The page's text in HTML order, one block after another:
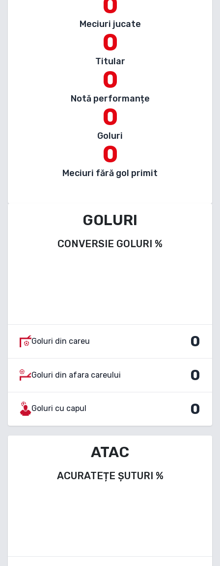
Meciuri jucate
0
Titular
0
Notă performanțe
0
Goluri
0
Meciuri fără gol primit
GOLURI
CONVERSIE GOLURI %
Goluri din careu 0
Goluri din afara careului 0
Goluri cu capul 0
ATAC
ACURATEȚE ȘUTURI %